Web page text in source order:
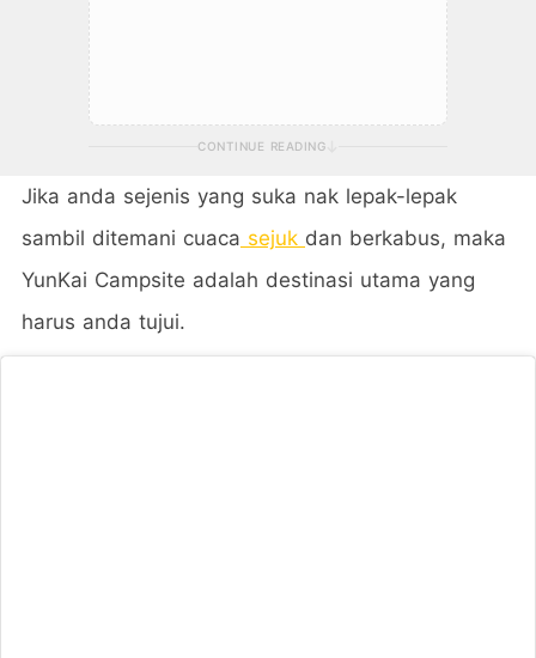
CONTINUE READING
Jika anda sejenis yang suka nak lepak-lepak
sambil ditemani cuaca sejuk dan berkabus, maka
YunKai Campsite adalah destinasi utama yang
harus anda tujui.